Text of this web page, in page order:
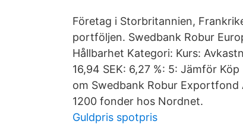
Företag i Storbritannien,
portföljen. Swedbank Robur
Hållbarhet Kategori: Kurs:
16,94 SEK: 6,27 %: 5: Jämför
om Swedbank Robur
1200 fonder hos Nordnet.
Guldpris spotpris